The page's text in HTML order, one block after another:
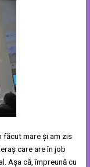
făcut mare și am zis
care are în job
Așa că, împreună cu